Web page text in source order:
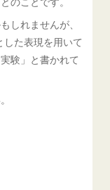
しれませんが、
た表現を用いて
験」と書かれて